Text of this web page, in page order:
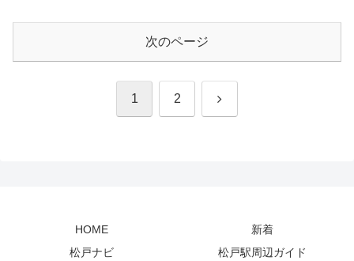
次のページ
1 2 次
HOME
新着
松戸ナビ
松戸駅周辺ガイド